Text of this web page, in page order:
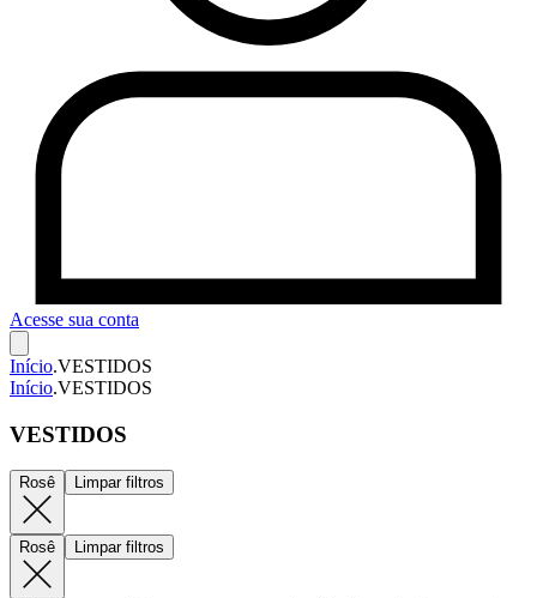
Acesse sua conta
Início.VESTIDOS
Início.VESTIDOS
VESTIDOS
Rosê Limpar filtros
Rosê Limpar filtros